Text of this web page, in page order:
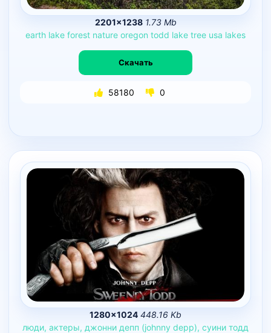
2201×1238 1.73 Mb
earth lake forest nature oregon todd lake tree usa lakes
Скачать
58180 0
1280×1024 448.16 Kb
люди, актеры, джонни депп (johnny depp), суини тодд